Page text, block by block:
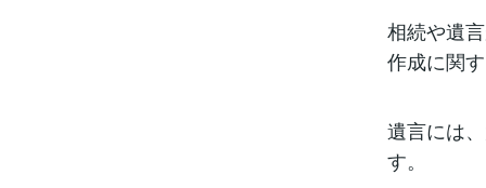
相続や遺
作成に関
遺言には
す。